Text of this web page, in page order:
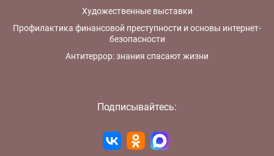
Художественные выставки
Профилактика финансовой преступности и основы интернет-
безопасности
Антитеррор: знания спасают жизни
Подписывайтесь: